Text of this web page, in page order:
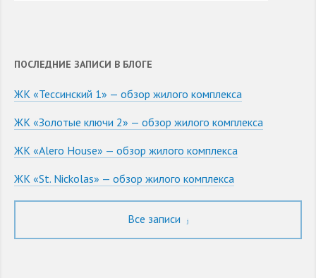
ПОСЛЕДНИЕ ЗАПИСИ В БЛОГЕ
ЖК «Тессинский 1» — обзор жилого комплекса
ЖК «Золотые ключи 2» — обзор жилого комплекса
ЖК «Alero House» — обзор жилого комплекса
ЖК «St. Nickolas» — обзор жилого комплекса
Все записи